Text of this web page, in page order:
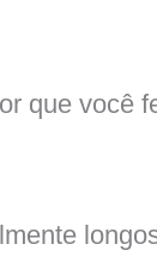
que você